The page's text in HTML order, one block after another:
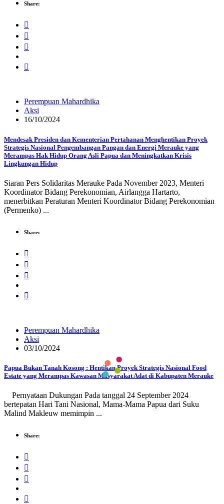
Share:
Perempuan Mahardhika
Aksi
16/10/2024
Mendesak Presiden dan Kementerian Pertahanan Menghentikan Proyek
Strategis Nasional Pengembangan Pangan dan Energi Merauke yang
Merampas Hak Hidup Orang Asli Papua dan Meningkatkan Krisis
Lingkungan Hidup
Siaran Pers Solidaritas Merauke Pada November 2023, Menteri
Koordinator Bidang Perekonomian, Airlangga Hartarto,
menerbitkan Peraturan Menteri Koordinator Bidang Perekonomian
(Permenko) ...
Share:
Perempuan Mahardhika
Aksi
03/10/2024
Papua Bukan Tanah Kosong : Hentikan Proyek Strategis Nasional Food
Estate yang Merampas Kawasan Masyarakat Adat di Kabupaten Merauke
Pernyataan Dukungan Pada tanggal 24 September 2024
bertepatan Hari Tani Nasional, Mama-Mama Papua dari Suku
Malind Makleuw memimpin ...
Share: